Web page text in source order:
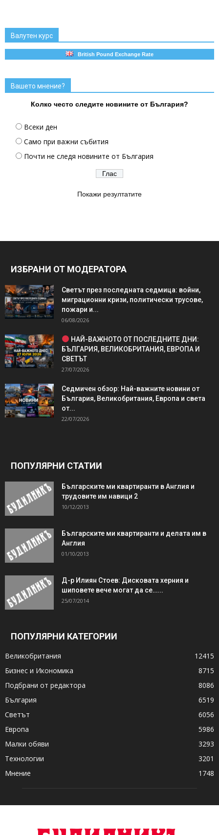
Валутен курс
British Pound Exchange Rate
Вашето мнение?
Колко често следите новините от България?
Всеки ден
Само при важни събития
Почти не следя новините от България
Покажи резултатите
ИЗБРАНИ ОТ МОДЕРАТОРА
Светът през последната седмица: войни,
миграционни кризи, политически трусове,
пожари и...
06/08/2026
НАЙ-ВАЖНОТО ОТ ПОСЛЕДНИТЕ ДНИ:
БЪЛГАРИЯ, ВЕЛИКОБРИТАНИЯ, ЕВРОПА И
СВЕТЪТ
27/07/2026
Седмичен обзор: Най-важните новини от
България, Великобритания, Европа и света
от...
22/07/2026
ПОПУЛЯРНИ СТАТИИ
Българските ми квартиранти в Англия и
трудовите им навици 2
10/12/2013
Българските ми квартиранти и делата им в
Англия
01/10/2013
Д-р Илиян Стоев: Дисковата херния и
шиповете вече могат да се…...
25/07/2014
ПОПУЛЯРНИ КАТЕГОРИИ
Великобритания
12415
Бизнес и Икономика
8715
Подбрани от редактора
8086
България
6519
Светът
6056
Европа
5986
Малки обяви
3293
Технологии
3201
Мнение
1748